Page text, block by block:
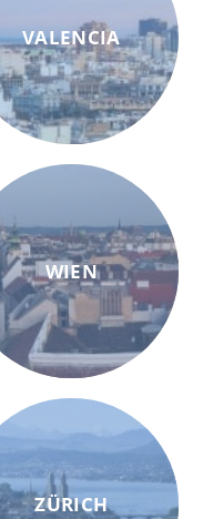
VALENCIA
WIEN
ZÜRICH